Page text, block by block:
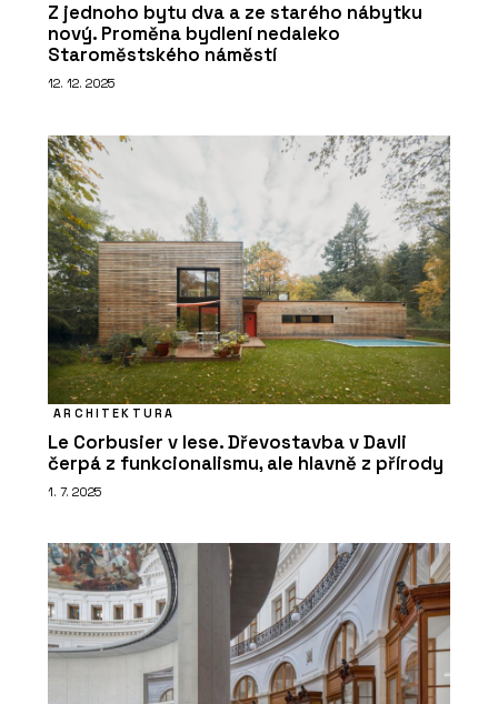
Z jednoho bytu dva a ze starého nábytku
nový. Proměna bydlení nedaleko
Staroměstského náměstí
12. 12. 2025
ARCHITEKTURA
Le Corbusier v lese. Dřevostavba v Davli
čerpá z funkcionalismu, ale hlavně z přírody
1. 7. 2025